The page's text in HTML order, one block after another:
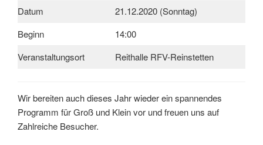
Datum
21.12.2020 (Sonntag)
Beginn
14:00
Veranstaltungsort
Reithalle RFV-Reinstetten
Wir bereiten auch dieses Jahr wieder ein spannendes
Programm für Groß und Klein vor und freuen uns auf
Zahlreiche Besucher.